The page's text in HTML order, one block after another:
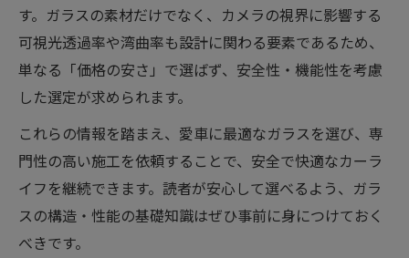
す。ガラスの素材だけでなく、カメラの視界に影響する
可視光透過率や湾曲率も設計に関わる要素であるため、
単なる「価格の安さ」で選ばず、安全性・機能性を考慮
した選定が求められます。
これらの情報を踏まえ、愛車に最適なガラスを選び、専
門性の高い施工を依頼することで、安全で快適なカーラ
イフを継続できます。読者が安心して選べるよう、ガラ
スの構造・性能の基礎知識はぜひ事前に身につけておく
べきです。